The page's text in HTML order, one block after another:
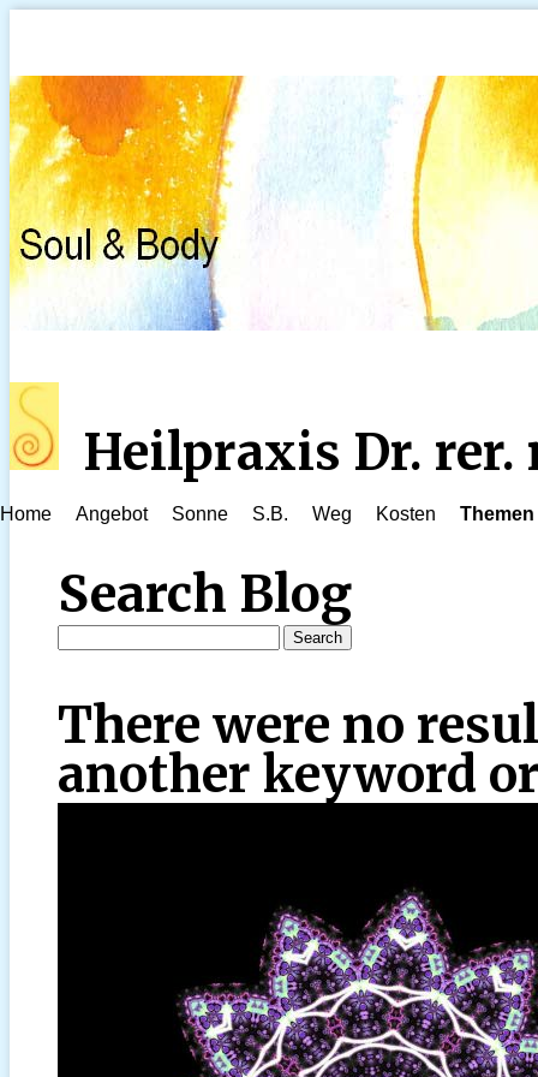
Heilpraxis Dr. rer.
Home Angebot Sonne S.B. Weg Kosten Themen
Search Blog
There were no
another keyword